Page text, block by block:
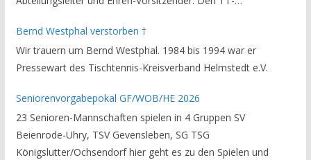
Helmstedt unterstützte er als Staffelleiter. Zuletzt war er
Vorsitzender des Rechtsausschusses im Kreisverband. Im
stillen GedenkenH.-K. Bartels / Vorsitzender
Bernd Westphal verstorben †
Wir trauern um Bernd Westphal. 1984 bis 1994 war er
Pressewart des Tischtennis-Kreisverband Helmstedt e.V.
Seniorenvorgabepokal GF/WOB/HE 2026
23 Senioren-Mannschaften spielen in 4 Gruppen SV
Beienrode-Uhry, TSV Gevensleben, SG TSG
Königslutter/Ochsendorf hier geht es zu den Spielen und